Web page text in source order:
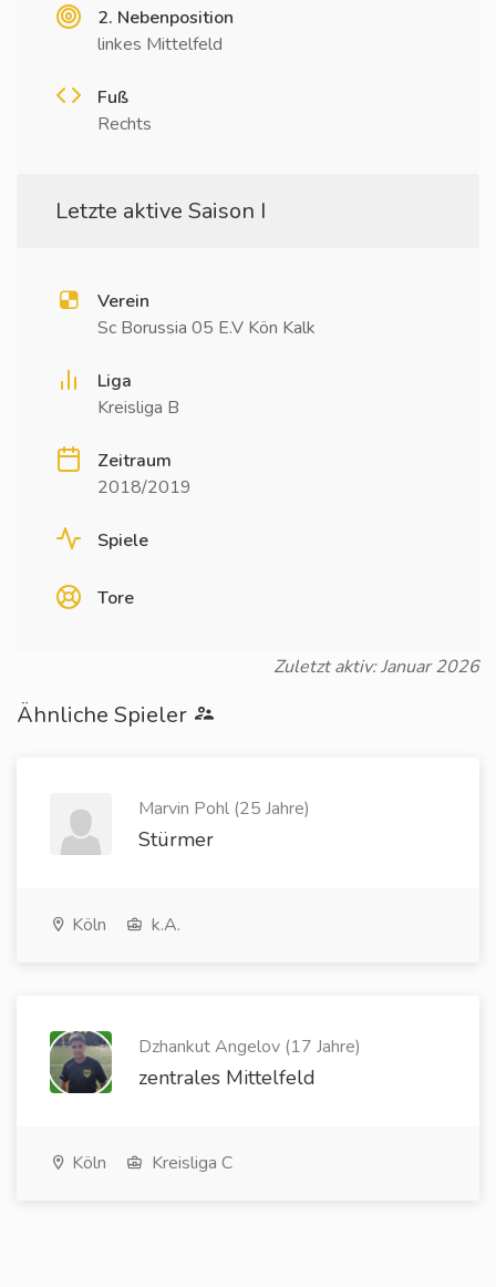
2. Nebenposition
linkes Mittelfeld
Fuß
Rechts
Letzte aktive Saison I
Verein
Sc Borussia 05 E.V Kön Kalk
Liga
Kreisliga B
Zeitraum
2018/2019
Spiele
Tore
Zuletzt aktiv: Januar 2026
Ähnliche Spieler
Marvin Pohl (25 Jahre)
Stürmer
Köln k.A.
Dzhankut Angelov (17 Jahre)
zentrales Mittelfeld
Köln Kreisliga C